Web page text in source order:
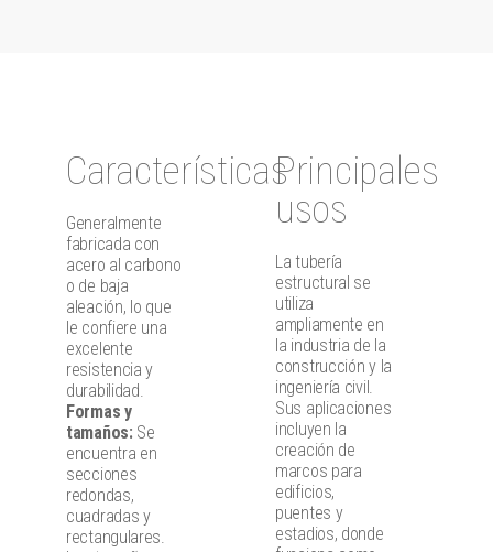
Características
Generalmente
fabricada con
acero al carbono
o de baja
aleación, lo que
le confiere una
excelente
resistencia y
durabilidad.
Formas y
tamaños: Se
encuentra en
secciones
redondas,
cuadradas y
rectangulares.
Principales
usos
La tubería
estructural se
utiliza
ampliamente en
la industria de la
construcción y la
ingeniería civil.
Sus aplicaciones
incluyen la
creación de
marcos para
edificios,
puentes y
estadios, donde